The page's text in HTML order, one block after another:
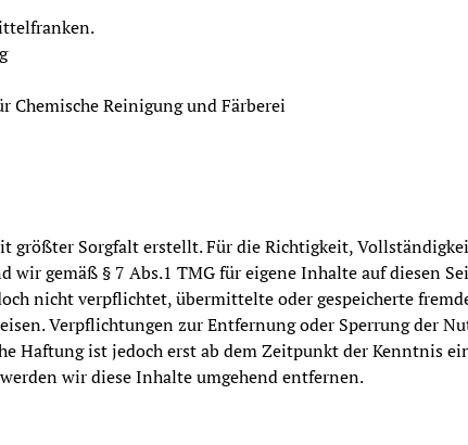
Chemische Reinigung und Färberei
größter Sorgfalt erstellt. Für die Richtigkeit,
wir gemäß § 7 Abs.1 TMG für eigene Inhalte auf diesen
nicht verpflichtet, übermittelte oder gespeicherte
Verpflichtungen zur Entfernung oder Sperrung der
Haftung ist jedoch erst ab dem Zeitpunkt der Kenntnis
wir diese Inhalte umgehend entfernen.